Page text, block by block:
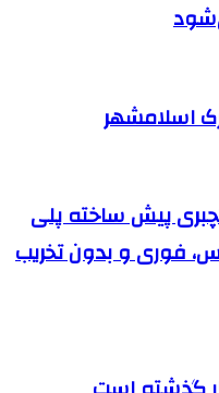
پیش ساخته پلی
فوری و بدون تخریب